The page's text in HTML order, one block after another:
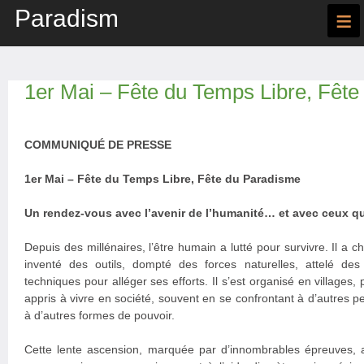
Paradism ≡
1er Mai – Fête du Temps Libre,
COMMUNIQUÉ DE PRESSE
1er Mai – Fête du Temps Libre, Fête du Paradisme
Un rendez-vous avec l’avenir de l’humanité… et avec ceux
Depuis des millénaires, l’être humain a lutté pour survivre. Il a
inventé des outils, dompté des forces naturelles, attelé des
techniques pour alléger ses efforts. Il s’est organisé en villages,
appris à vivre en société, souvent en se confrontant à d’autres
à d’autres formes de pouvoir.
Cette lente ascension, marquée par d’innombrables